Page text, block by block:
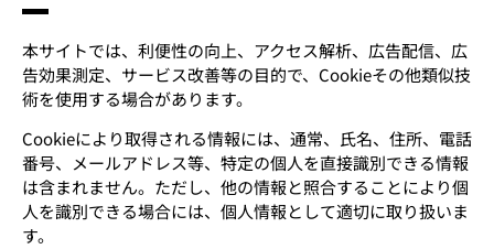
本サイトでは、利便性の向上、アクセス解析、広告配信、広
告効果測定、サービス改善等の目的で、Cookieその他類似技
術を使用する場合があります。
Cookieにより取得される情報には、通常、氏名、住所、電話
番号、メールアドレス等、特定の個人を直接識別できる情報
は含まれません。ただし、他の情報と照合することにより個
人を識別できる場合には、個人情報として適切に取り扱いま
す。